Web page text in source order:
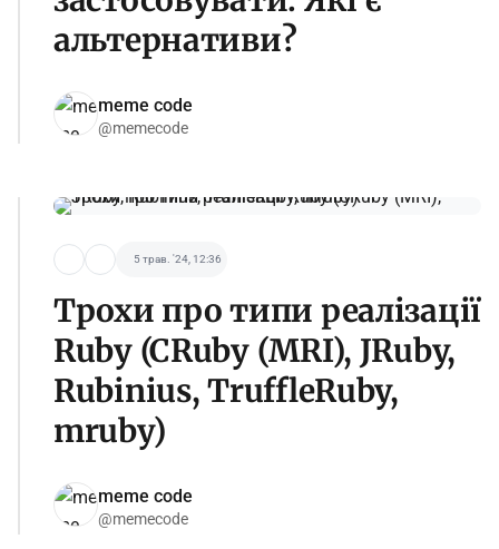
альтернативи?
meme code
@memecode
5 трав. '24, 12:36
Трохи про типи реалізації
Ruby (CRuby (MRI), JRuby,
Rubinius, TruffleRuby,
mruby)
meme code
@memecode